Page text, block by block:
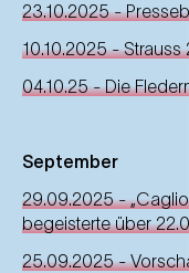
23.10.2025 -
10.10.2025 -
04.10.25 - Die
September
29.09.2025 -
begeisterte über
25.09.2025 -